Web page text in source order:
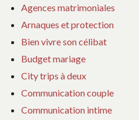
Agences matrimoniales
Arnaques et protection
Bien vivre son célibat
Budget mariage
City trips à deux
Communication couple
Communication intime